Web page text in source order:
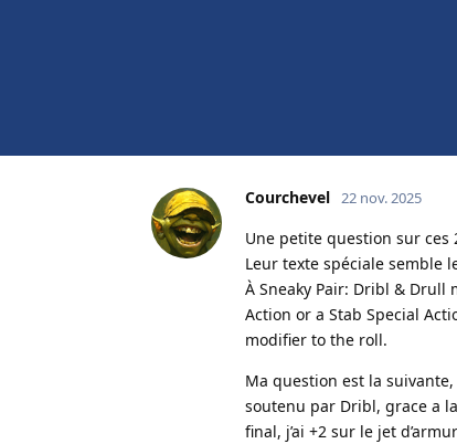
Courchevel 22 nov. 2025
Une petite question sur ces
Leur texte spéciale semble
À Sneaky Pair: Dribl &
Action or a Stab Special
modifier to the roll.
Ma question est la
soutenu par Dribl, grace a
final, j’ai +2 sur le jet